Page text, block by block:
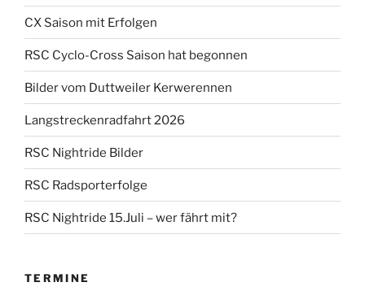
CX Saison mit Erfolgen
RSC Cyclo-Cross Saison hat begonnen
Bilder vom Duttweiler Kerwerennen
Langstreckenradfahrt 2026
RSC Nightride Bilder
RSC Radsporterfolge
RSC Nightride 15.Juli – wer fährt mit?
TERMINE